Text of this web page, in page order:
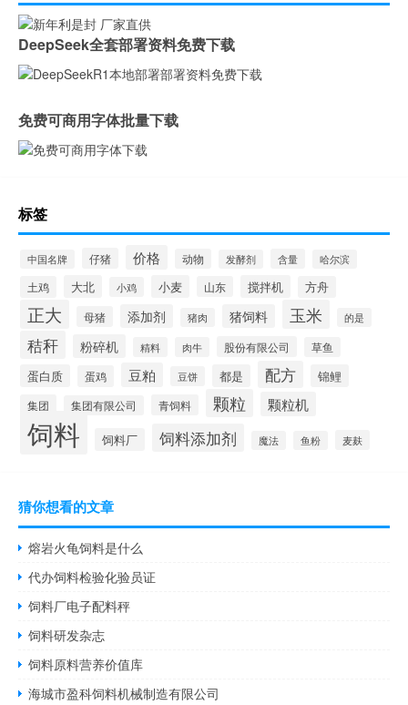
DeepSeek全套部署资料免费下载
免费可商用字体批量下载
标签
中国名牌 仔猪 价格 动物 发酵剂 含量 哈尔滨
土鸡 大北 小鸡 小麦 山东 搅拌机 方舟
正大 母猪 添加剂 猪肉 猪饲料 玉米 的是
秸秆 粉碎机 精料 肉牛 股份有限公司 草鱼
蛋白质 蛋鸡 豆粕 豆饼 都是 配方 锦鲤
集团 集团有限公司 青饲料 颗粒 颗粒机
饲料 饲料厂 饲料添加剂 魔法 鱼粉 麦麸
猜你想看的文章
熔岩火龟饲料是什么
代办饲料检验化验员证
饲料厂电子配料秤
饲料研发杂志
饲料原料营养价值库
海城市盈科饲料机械制造有限公司